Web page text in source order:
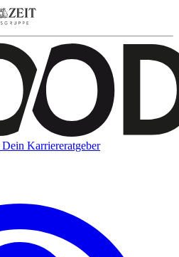
Dein Karriereratgeber